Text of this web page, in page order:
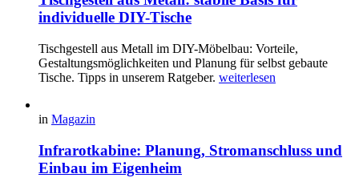
individuelle DIY-Tische
Tischgestell aus Metall im DIY-Möbelbau: Vorteile,
Gestaltungsmöglichkeiten und Planung für selbst gebaute
Tische. Tipps in unserem Ratgeber. weiterlesen
in Magazin
Infrarotkabine: Planung, Stromanschluss und
Einbau im Eigenheim